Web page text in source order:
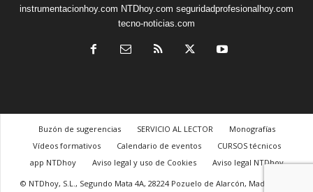
instrumentacionhoy.com NTDhoy.com seguridadprofesionalhoy.com
tecno-noticias.com
Buzón de sugerencias SERVICIO AL LECTOR
Monografías
Vídeos formativos
Calendario de eventos
CURSOS técnicos
app NTDhoy
Aviso legal y uso de Cookies
Aviso legal NTDhoy
© NTDhoy, S.L., Segundo Mata 4A, 28224 Pozuelo de Alarcón, Madrid, +34